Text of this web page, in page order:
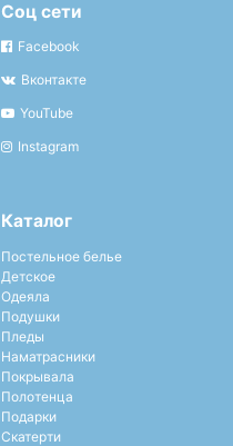
Соц сети
Facebook
Вконтакте
YouTube
Instagram
Каталог
Постельное белье
Детское
Одеяла
Подушки
Пледы
Наматрасники
Покрывала
Полотенца
Подарки
Скатерти